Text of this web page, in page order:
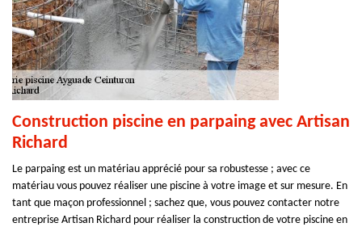
Construction piscine en parpaing avec Artisan
Richard
Le parpaing est un matériau apprécié pour sa robustesse ; avec ce
matériau vous pouvez réaliser une piscine à votre image et sur mesure. En
tant que maçon professionnel ; sachez que, vous pouvez contacter notre
entreprise Artisan Richard pour réaliser la construction de votre piscine en